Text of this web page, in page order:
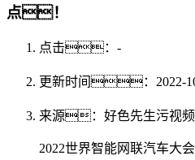
点！
点击： -
更新时间：2022-
来源：好色先生污视频
2022世界智能网联汽车大